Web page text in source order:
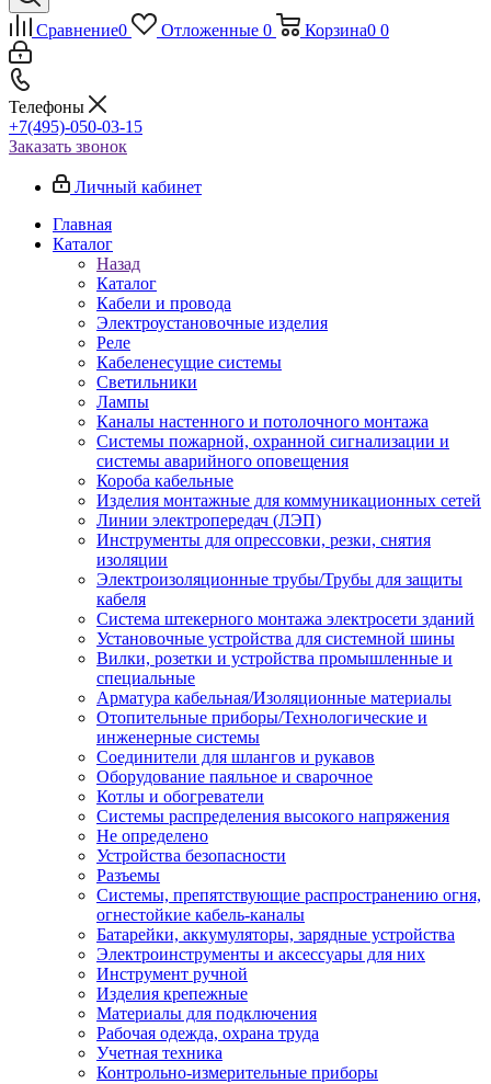
Сравнение0 Отложенные 0 Корзина0 0
Телефоны
+7(495)-050-03-15
Заказать звонок
Личный кабинет
Главная
Каталог
Назад
Каталог
Кабели и провода
Электроустановочные изделия
Реле
Кабеленесущие системы
Светильники
Лампы
Каналы настенного и потолочного монтажа
Системы пожарной, охранной сигнализации и
системы аварийного оповещения
Короба кабельные
Изделия монтажные для коммуникационных сетей
Линии электропередач (ЛЭП)
Инструменты для опрессовки, резки, снятия
изоляции
Электроизоляционные трубы/Трубы для защиты
кабеля
Система штекерного монтажа электросети зданий
Установочные устройства для системной шины
Вилки, розетки и устройства промышленные и
специальные
Арматура кабельная/Изоляционные материалы
Отопительные приборы/Технологические и
инженерные системы
Соединители для шлангов и рукавов
Оборудование паяльное и сварочное
Котлы и обогреватели
Системы распределения высокого напряжения
Не определено
Устройства безопасности
Разъемы
Системы, препятствующие распространению огня,
огнестойкие кабель-каналы
Батарейки, аккумуляторы, зарядные устройства
Электроинструменты и аксессуары для них
Инструмент ручной
Изделия крепежные
Материалы для подключения
Рабочая одежда, охрана труда
Учетная техника
Контрольно-измерительные приборы